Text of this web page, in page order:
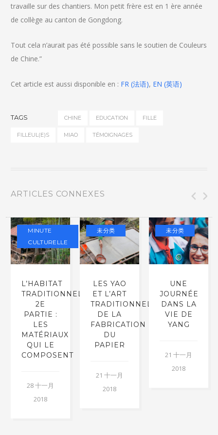
travaille sur des chantiers. Mon petit frère est en 1 ère année
de collège au canton de Gongdong.
Tout cela n’aurait pas été possible sans le soutien de Couleurs
de Chine.”
Cet article est aussi disponible en : FR (法语) EN (英语)
TAGS CHINE EDUCATION FILLE
FILLEUL(E)S MIAO TÉMOIGNAGES
ARTICLES CONNEXES
MINUTE
CULTURELLE
L’HABITAT
TRADITIONNEL
2E
PARTIE :
LES
MATÉRIAUX
QUI LE
COMPOSENT
28 十一月
2018
未分类
LES YAO
ET L’ART
TRADITIONNEL
DE LA
FABRICATION
DU
PAPIER
21 十一月
2018
未分类
UNE
JOURNÉE
DANS LA
VIE DE
YANG
21 十一月
2018